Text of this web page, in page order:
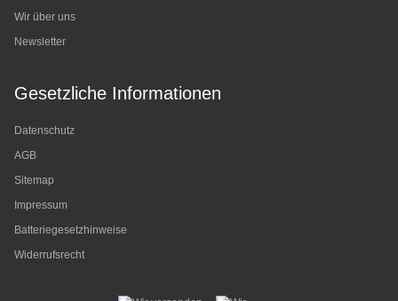
Wir über uns
Newsletter
Gesetzliche Informationen
Datenschutz
AGB
Sitemap
Impressum
Batteriegesetzhinweise
Widerrufsrecht